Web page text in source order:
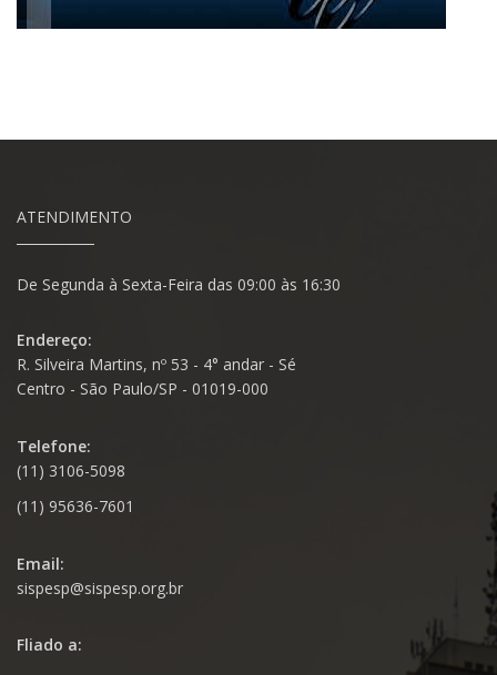
ATENDIMENTO
De Segunda à Sexta-Feira das 09:00 às 16:30
Endereço:
R. Silveira Martins, nº 53 - 4° andar - Sé
Centro - São Paulo/SP - 01019-000
Telefone:
(11) 3106-5098
(11) 95636-7601
Email:
sispesp@sispesp.org.br
Fliado a: